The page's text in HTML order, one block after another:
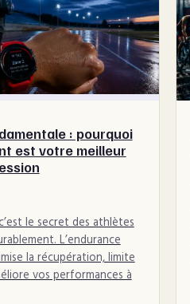
: pourquoi
est votre meilleur
le secret des athlètes
L’endurance
la récupération, limite
vos performances à